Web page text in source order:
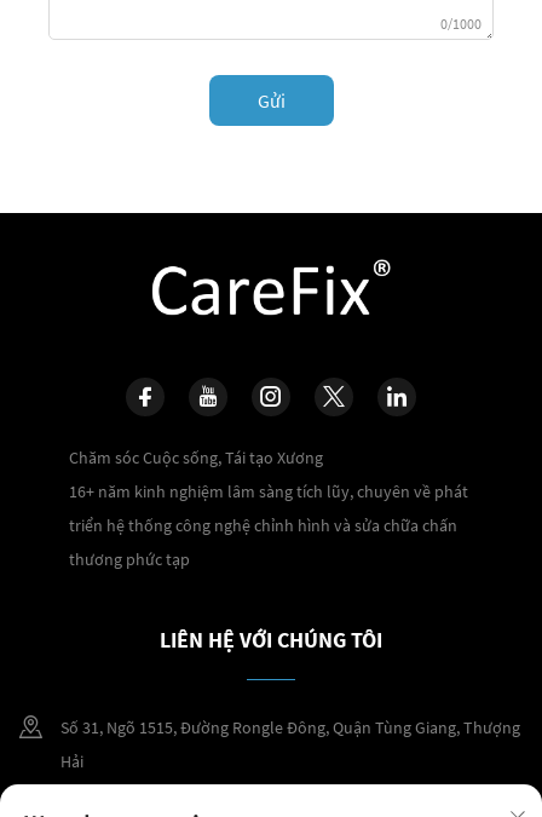
0/1000
Gửi
Chăm sóc Cuộc sống, Tái tạo Xương
16+ năm kinh nghiệm lâm sàng tích lũy, chuyên về phát
triển hệ thống công nghệ chỉnh hình và sửa chữa chấn
thương phức tạp
LIÊN HỆ VỚI CHÚNG TÔI
Số 31, Ngõ 1515, Đường Rongle Đông, Quận Tùng Giang, Thượng
Hải